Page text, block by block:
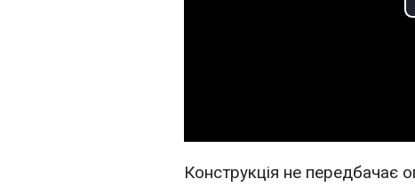
Конструкція не передбачає